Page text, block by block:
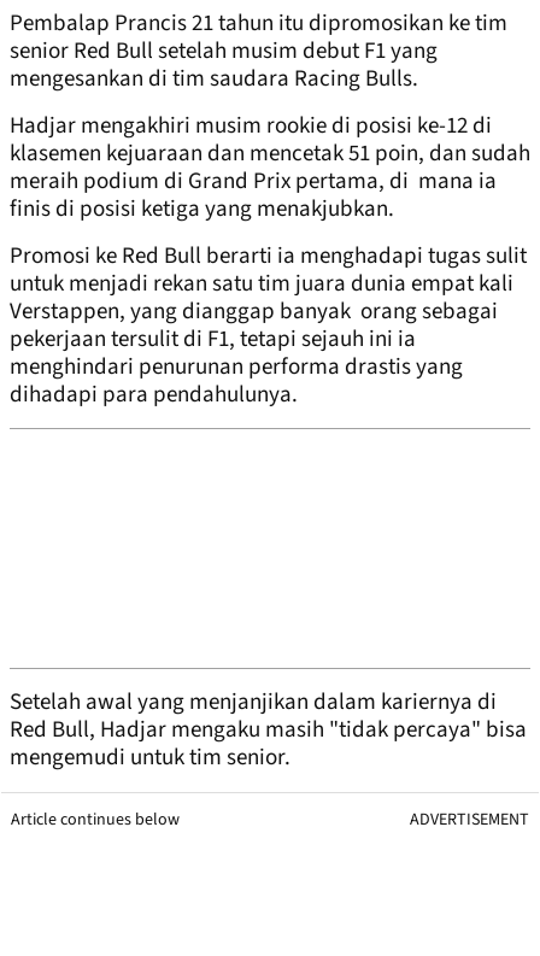
Pembalap Prancis 21 tahun itu dipromosikan ke tim
senior Red Bull setelah musim debut F1 yang
mengesankan di tim saudara Racing Bulls.
Hadjar mengakhiri musim rookie di posisi ke-12 di
klasemen kejuaraan dan mencetak 51 poin, dan sudah
meraih podium di Grand Prix pertama, di mana ia
finis di posisi ketiga yang menakjubkan.
Promosi ke Red Bull berarti ia menghadapi tugas sulit
untuk menjadi rekan satu tim juara dunia empat kali
Verstappen, yang dianggap banyak orang sebagai
pekerjaan tersulit di F1, tetapi sejauh ini ia
menghindari penurunan performa drastis yang
dihadapi para pendahulunya.
Setelah awal yang menjanjikan dalam kariernya di
Red Bull, Hadjar mengaku masih "tidak percaya" bisa
mengemudi untuk tim senior.
Article continues below ADVERTISEMENT